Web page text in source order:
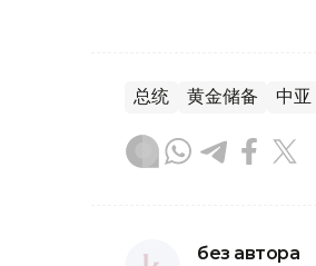
总统 黄金储备 中亚
без автора